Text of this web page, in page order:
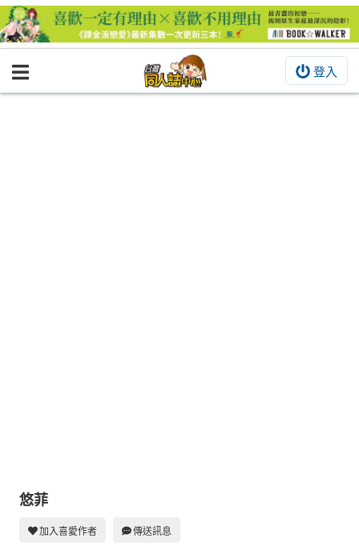
登入
BOOKY書集倉庫
攤位轉讓區
悠菲
加入喜愛作者 傳送訊息